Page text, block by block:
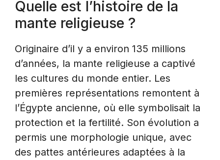
Quelle est l’histoire de la
mante religieuse ?
Originaire d’il y a environ 135 millions
d’années, la mante religieuse a captivé
les cultures du monde entier. Les
premières représentations remontent à
l’Égypte ancienne, où elle symbolisait la
protection et la fertilité. Son évolution a
permis une morphologie unique, avec
des pattes antérieures adaptées à la